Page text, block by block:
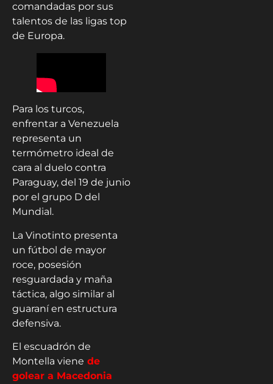
comandadas por sus
talentos de las ligas top
de Europa.
Para los turcos,
enfrentar a Venezuela
representa un
termómetro ideal de
cara al duelo contra
Paraguay, del 19 de junio
por el grupo D del
Mundial.
La Vinotinto presenta
un fútbol de mayor
roce, posesión
resguardada y maña
táctica, algo similar al
guaraní en estructura
defensiva.
El escuadrón de
Montella viene de
golear a Macedonia